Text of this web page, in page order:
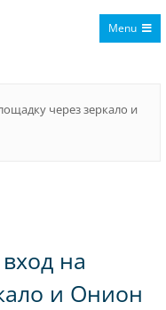
Menu
через зеркало и
на
и Онион